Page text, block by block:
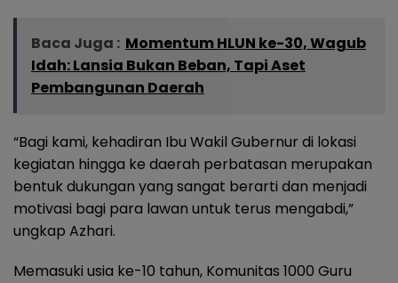
Baca Juga : Momentum HLUN ke-30, Wagub
Idah: Lansia Bukan Beban, Tapi Aset
Pembangunan Daerah
“Bagi kami, kehadiran Ibu Wakil Gubernur di lokasi
kegiatan hingga ke daerah perbatasan merupakan
bentuk dukungan yang sangat berarti dan menjadi
motivasi bagi para lawan untuk terus mengabdi,”
ungkap Azhari.
Memasuki usia ke-10 tahun, Komunitas 1000 Guru